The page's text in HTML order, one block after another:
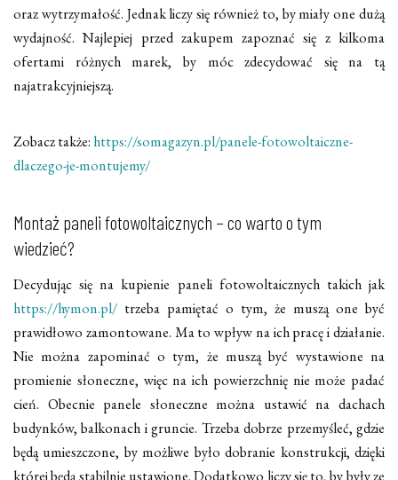
oraz wytrzymałość. Jednak liczy się również to, by miały one dużą
wydajność. Najlepiej przed zakupem zapoznać się z kilkoma
ofertami różnych marek, by móc zdecydować się na tą
najatrakcyjniejszą.
Zobacz także: https://somagazyn.pl/panele-fotowoltaiczne-
dlaczego-je-montujemy/
Montaż paneli fotowoltaicznych – co warto o tym
wiedzieć?
Decydując się na kupienie paneli fotowoltaicznych takich jak
https://hymon.pl/ trzeba pamiętać o tym, że muszą one być
prawidłowo zamontowane. Ma to wpływ na ich pracę i działanie.
Nie można zapominać o tym, że muszą być wystawione na
promienie słoneczne, więc na ich powierzchnię nie może padać
cień. Obecnie panele słoneczne można ustawić na dachach
budynków, balkonach i gruncie. Trzeba dobrze przemyśleć, gdzie
będą umieszczone, by możliwe było dobranie konstrukcji, dzięki
której będą stabilnie ustawione. Dodatkowo liczy się to, by były ze